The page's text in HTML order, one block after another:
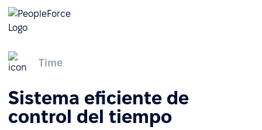
Time
Sistema eficiente de
control del tiempo